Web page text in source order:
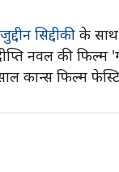
सिद्दीकी के साथ
नवल की फिल्म
कान्स फिल्म